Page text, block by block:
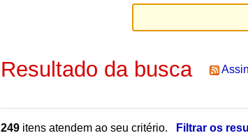
Resultado da busca
249 itens atendem ao seu critério.
Filtrar os